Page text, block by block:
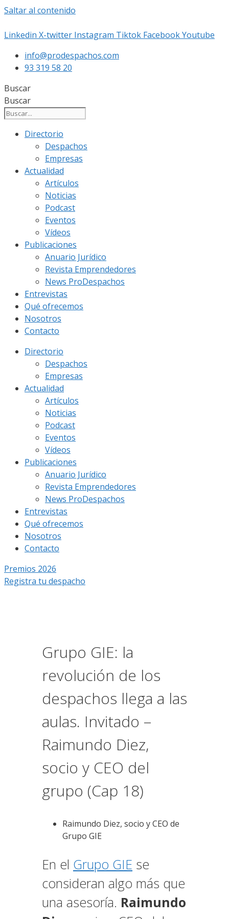
Saltar al contenido
Linkedin X-twitter Instagram Tiktok FacebookYoutube
info@prodespachos.com
93 319 58 20
Buscar
Buscar
Directorio
Despachos
Empresas
Actualidad
Artículos
Noticias
Podcast
Eventos
Vídeos
Publicaciones
Anuario Jurídico
Revista Emprendedores
News ProDespachos
Entrevistas
Qué ofrecemos
Nosotros
Contacto
Directorio
Despachos
Empresas
Actualidad
Artículos
Noticias
Podcast
Eventos
Vídeos
Publicaciones
Anuario Jurídico
Revista Emprendedores
News ProDespachos
Entrevistas
Qué ofrecemos
Nosotros
Contacto
Premios 2026
Registra tu despacho
Grupo GIE: la
revolución de los
despachos llega a las
aulas. Invitado –
Raimundo Diez,
socio y CEO del
grupo (Cap 18)
Raimundo Diez, socio y CEO de
Grupo GIE
En el Grupo GIE se
consideran algo más que
una asesoría. Raimundo